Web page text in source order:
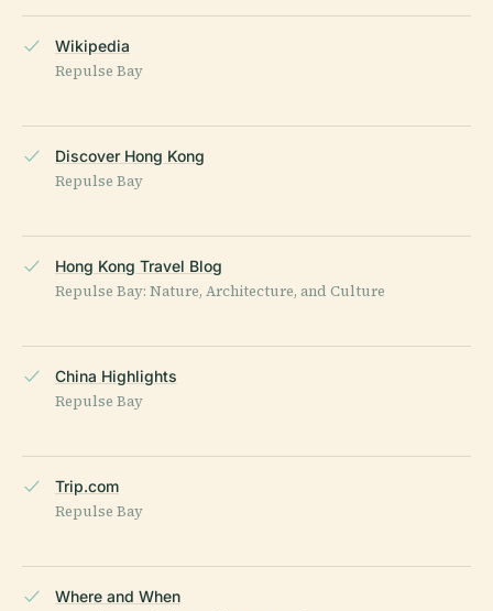
Wikipedia
Repulse Bay
Discover Hong Kong
Repulse Bay
Hong Kong Travel Blog
Repulse Bay: Nature, Architecture, and Culture
China Highlights
Repulse Bay
Trip.com
Repulse Bay
Where and When